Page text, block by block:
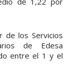
de los Servicios
de Edesa
entre el 1 y el